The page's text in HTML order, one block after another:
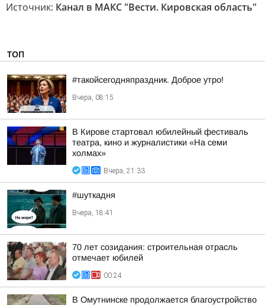
Источник: Канал в МАКС "Вести. Кировская область"
ТОП
#такойсегодняпраздник. Доброе утро!
Вчера, 08:15
В Кирове стартовал юбилейный фестиваль
театра, кино и журналистики «На семи
холмах»
Вчера, 21:33
#шуткадня
Вчера, 18:41
70 лет созидания: строительная отрасль
отмечает юбилей
00:24
В Омутнинске продолжается благоустройство